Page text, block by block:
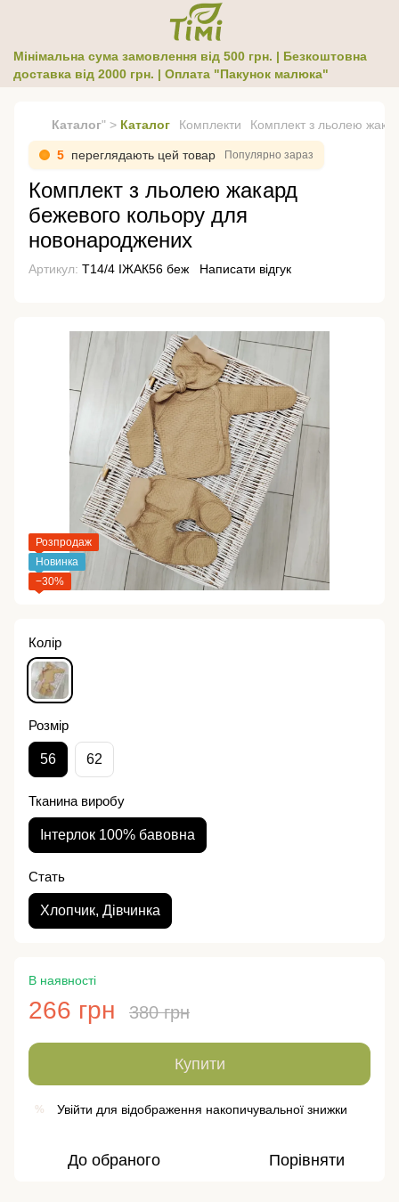
Мінімальна сума замовлення від 500 грн. | Безкоштовна
доставка від 2000 грн. | Оплата "Пакунок малюка"
Каталог" > Каталог Комплекти Комплект з льолею
5 переглядають цей товар Популярно зараз
Комплект з льолею жакард
бежевого кольору для
новонароджених
Артикул: Т14/4 ІЖАК56 беж Написати відгук
Розпродаж
Новинка
−30%
Колір
Розмір
56 62
Тканина виробу
Інтерлок 100% бавовна
Стать
Хлопчик, Дівчинка
В наявності
266 грн 380 грн
Купити
% Увійти для відображення накопичувальної знижки
До обраного Порівняти